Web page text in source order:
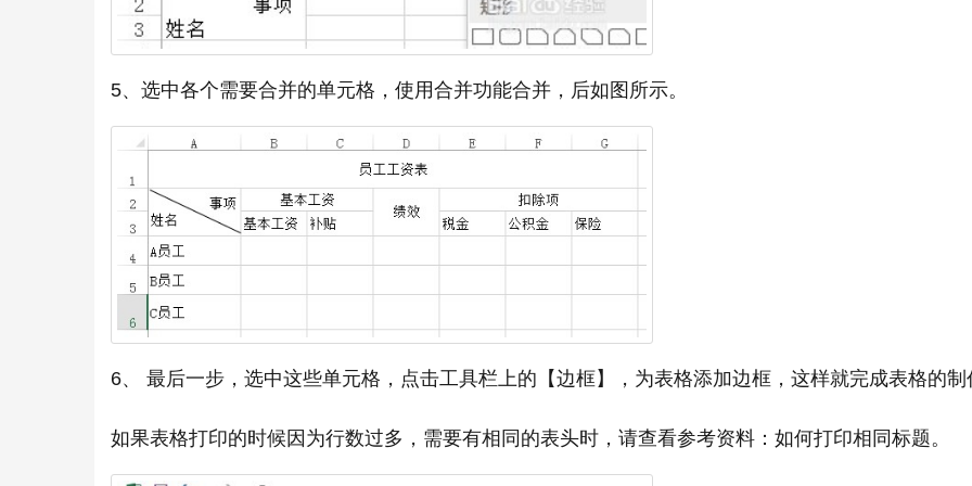
5、选中各个需要合并的单元格，使用合并功能合并，后如图所示。
6、 最后一步，选中这些单元格，点击工具栏上的【边框】，为表格添加边框，这样就完成表格的制
如果表格打印的时候因为行数过多，需要有相同的表头时，请查看参考资料：如何打印相同标题。